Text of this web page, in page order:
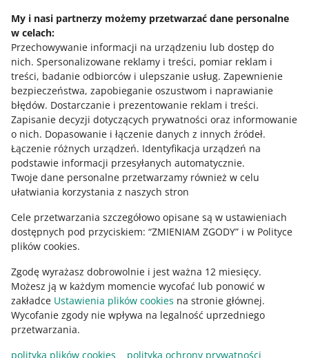
My i nasi partnerzy możemy przetwarzać dane personalne
w celach:
Przechowywanie informacji na urządzeniu lub dostęp do
nich. Spersonalizowane reklamy i treści, pomiar reklam i
treści, badanie odbiorców i ulepszanie usług. Zapewnienie
bezpieczeństwa, zapobieganie oszustwom i naprawianie
błędów. Dostarczanie i prezentowanie reklam i treści.
Zapisanie decyzji dotyczących prywatności oraz informowanie
o nich. Dopasowanie i łączenie danych z innych źródeł.
Łączenie różnych urządzeń. Identyfikacja urządzeń na
podstawie informacji przesyłanych automatycznie.
Twoje dane personalne przetwarzamy również w celu
ułatwiania korzystania z naszych stron
Cele przetwarzania szczegółowo opisane są w ustawieniach
dostępnych pod przyciskiem: “ZMIENIAM ZGODY” i w Polityce
plików cookies.
Zgodę wyrażasz dobrowolnie i jest ważna 12 miesięcy.
Możesz ją w każdym momencie wycofać lub ponowić w
zakładce Ustawienia plików cookies na stronie głównej.
Wycofanie zgody nie wpływa na legalność uprzedniego
przetwarzania.
polityka plików cookies
polityka ochrony prywatności
Potrzebujesz pomocy?
Skontaktuj się z nami
Zapytaj społeczność
Zajrzyj na Allegro Gadane
Ta strona jest też dostępna w innych językach